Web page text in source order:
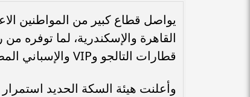
يواصل قطاع كبير من المواطنين
القاهرة والإسكندرية، لما
قطارات التالجو وVIP والإسباني المطور والثالثة المكيفة على مدار اليوم.
وأعلنت هيئة السكة الحديد